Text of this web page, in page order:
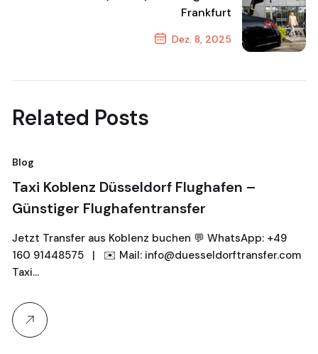
Frankfurt
Dez. 8, 2025
Related Posts
Blog
Taxi Koblenz Düsseldorf Flughafen –
Günstiger Flughafentransfer
Jetzt Transfer aus Koblenz buchen 💬 WhatsApp: +49
160 91448575 | ✉️ Mail: info@duesseldorftransfer.com
Taxi…